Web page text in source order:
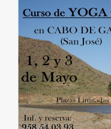
y
Cantos
22
a
24
Abr.